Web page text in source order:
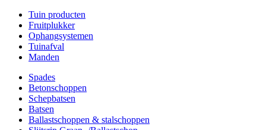
Tuin producten
Fruitplukker
Ophangsystemen
Tuinafval
Manden
Spades
Betonschoppen
Schepbatsen
Batsen
Ballastschoppen & stalschoppen